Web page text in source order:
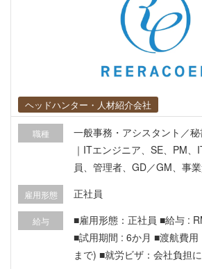
ヘッドハンター・人材紹介会社
職種
一般事務・アシスタント／
｜ITエンジニア、SE、PM
員、管理者、GD／GM、事
雇用形態 正社員
給与
■雇用形態：正社員 ■給与 :
■試用期間 : 6か月 ■渡航費
まで) ■就労ビザ：会社負担